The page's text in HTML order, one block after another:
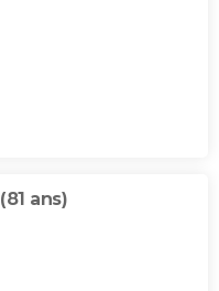
(81 ans)